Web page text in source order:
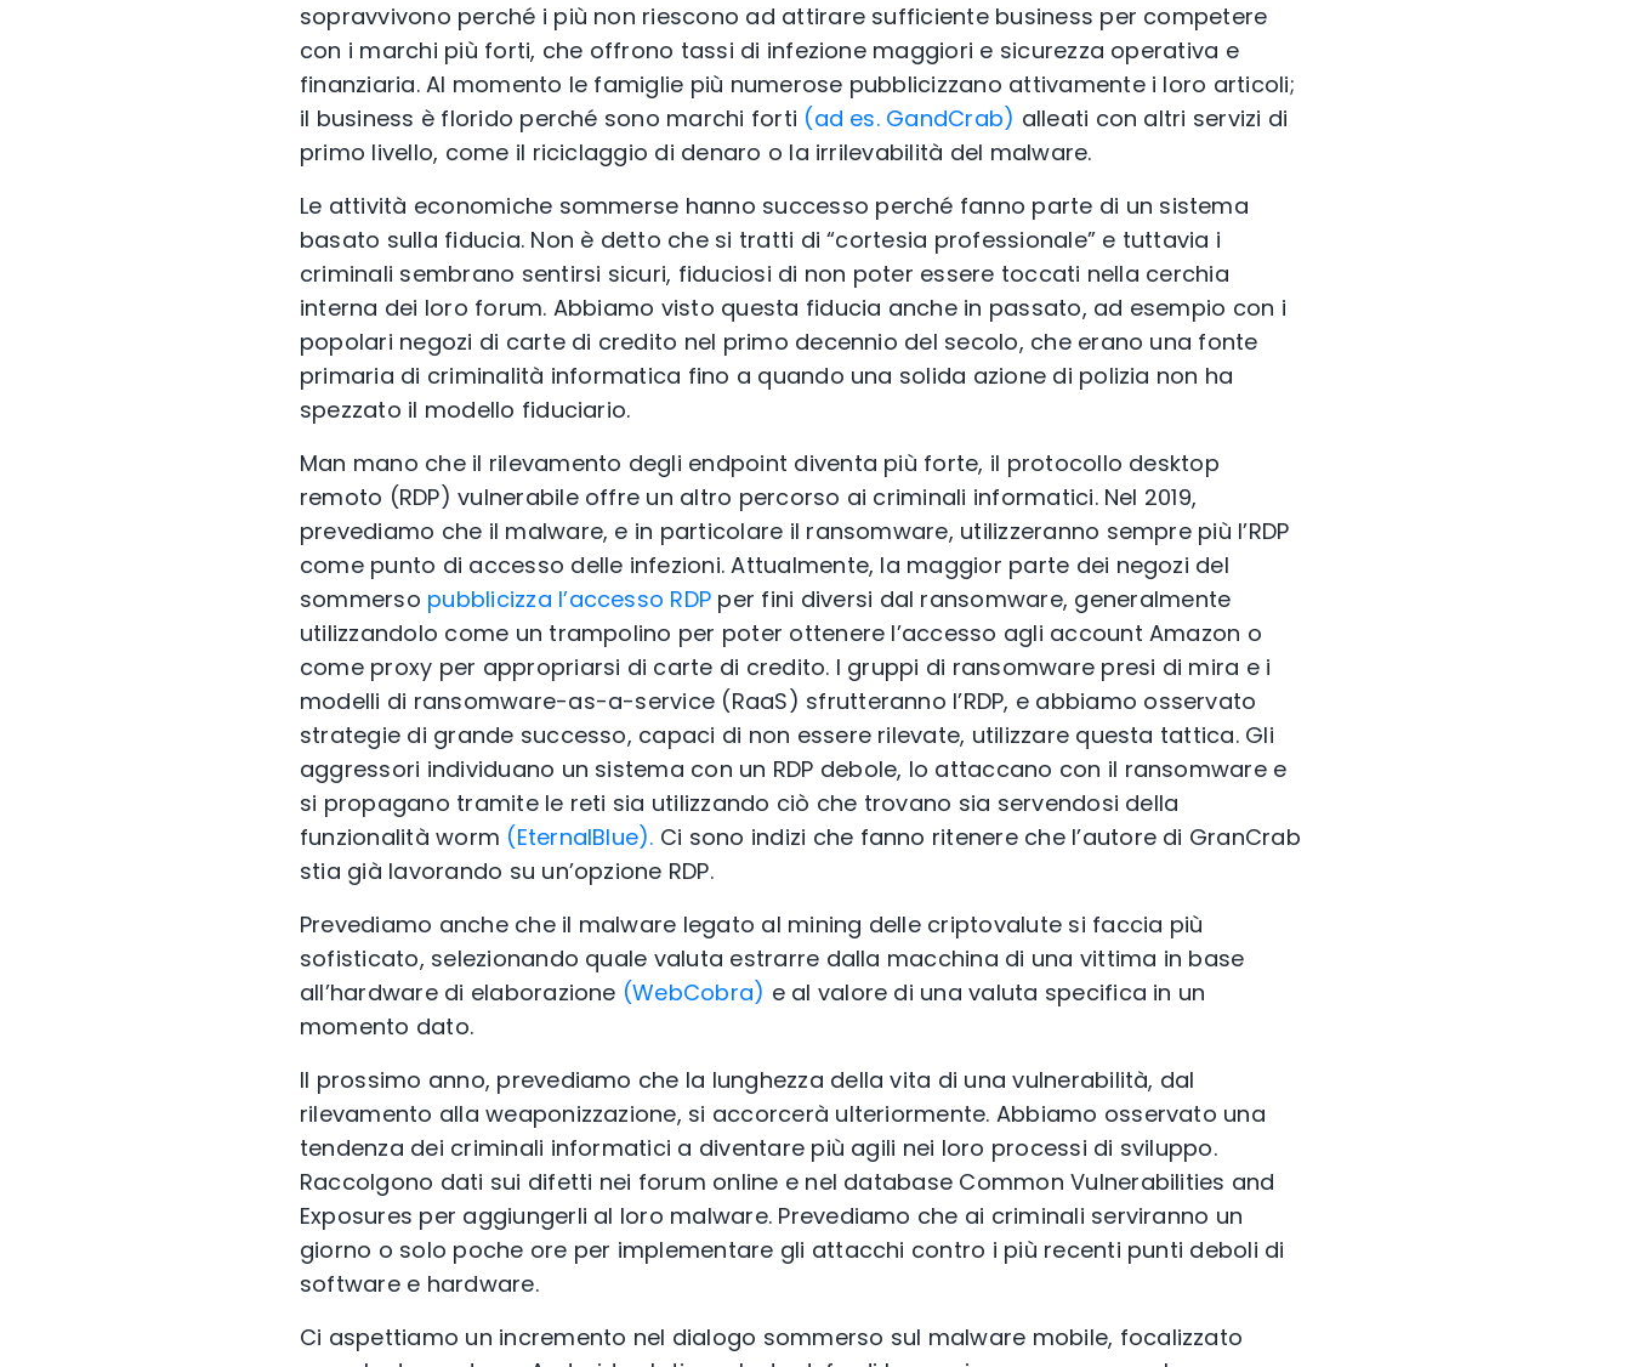
sopravvivono perché i più non riescono ad attirare sufficiente business per competere
con i marchi più forti, che offrono tassi di infezione maggiori e sicurezza operativa e
finanziaria. Al momento le famiglie più numerose pubblicizzano attivamente i loro articoli;
il business è florido perché sono marchi forti (ad es. GandCrab) alleati con altri servizi di
primo livello, come il riciclaggio di denaro o la irrilevabilità del malware.
Le attività economiche sommerse hanno successo perché fanno parte di un sistema
basato sulla fiducia. Non è detto che si tratti di “cortesia professionale” e tuttavia i
criminali sembrano sentirsi sicuri, fiduciosi di non poter essere toccati nella cerchia
interna dei loro forum. Abbiamo visto questa fiducia anche in passato, ad esempio con i
popolari negozi di carte di credito nel primo decennio del secolo, che erano una fonte
primaria di criminalità informatica fino a quando una solida azione di polizia non ha
spezzato il modello fiduciario.
Man mano che il rilevamento degli endpoint diventa più forte, il protocollo desktop
remoto (RDP) vulnerabile offre un altro percorso ai criminali informatici. Nel 2019,
prevediamo che il malware, e in particolare il ransomware, utilizzeranno sempre più l’RDP
come punto di accesso delle infezioni. Attualmente, la maggior parte dei negozi del
sommerso pubblicizza l’accesso RDP per fini diversi dal ransomware, generalmente
utilizzandolo come un trampolino per poter ottenere l’accesso agli account Amazon o
come proxy per appropriarsi di carte di credito. I gruppi di ransomware presi di mira e i
modelli di ransomware-as-a-service (RaaS) sfrutteranno l’RDP, e abbiamo osservato
strategie di grande successo, capaci di non essere rilevate, utilizzare questa tattica. Gli
aggressori individuano un sistema con un RDP debole, lo attaccano con il ransomware e
si propagano tramite le reti sia utilizzando ciò che trovano sia servendosi della
funzionalità worm (EternalBlue). Ci sono indizi che fanno ritenere che l’autore di GranCrab
stia già lavorando su un’opzione RDP.
Prevediamo anche che il malware legato al mining delle criptovalute si faccia più
sofisticato, selezionando quale valuta estrarre dalla macchina di una vittima in base
all’hardware di elaborazione (WebCobra) e al valore di una valuta specifica in un
momento dato.
Il prossimo anno, prevediamo che la lunghezza della vita di una vulnerabilità, dal
rilevamento alla weaponizzazione, si accorcerà ulteriormente. Abbiamo osservato una
tendenza dei criminali informatici a diventare più agili nei loro processi di sviluppo.
Raccolgono dati sui difetti nei forum online e nel database Common Vulnerabilities and
Exposures per aggiungerli al loro malware. Prevediamo che ai criminali serviranno un
giorno o solo poche ore per implementare gli attacchi contro i più recenti punti deboli di
software e hardware.
Ci aspettiamo un incremento nel dialogo sommerso sul malware mobile, focalizzato